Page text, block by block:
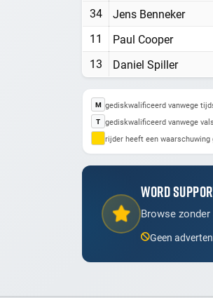
34 Jens Benneker
11 Paul Cooper
13 Daniel Spiller
M gediskwalificeerd vanwege
T gediskwalificeerd vanwege
rijder heeft een waarschuwing
WORD
Browse
Geen